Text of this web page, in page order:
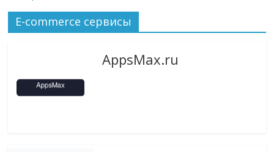
E-commerce сервисы
AppsMax.ru